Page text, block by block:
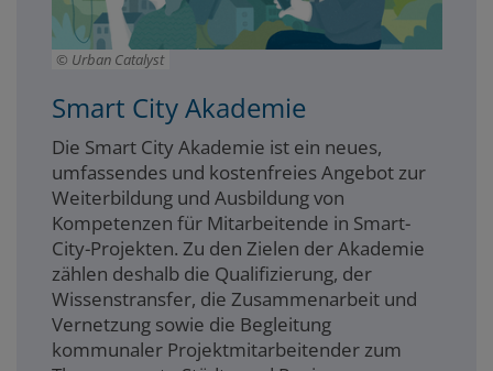
Urban Catalyst
Smart City Akademie
Die Smart City Akademie ist ein neues,
umfassendes und kostenfreies Angebot zur
Weiterbildung und Ausbildung von
Kompetenzen für Mitarbeitende in Smart-
City-Projekten. Zu den Zielen der Akademie
zählen deshalb die Qualifizierung, der
Wissenstransfer, die Zusammenarbeit und
Vernetzung sowie die Begleitung
kommunaler Projektmitarbeitender zum